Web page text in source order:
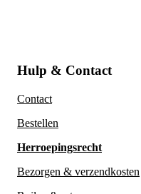
Hulp & Contact
Contact
Bestellen
Herroepingsrecht
Bezorgen & verzendkosten